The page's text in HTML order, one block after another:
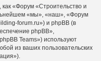
«Форум «Строительство и
«мы», «наш», «Форум
forum.ru») и phpBB (в
phpBB»,
Teams») используют
из ваших пользовательских